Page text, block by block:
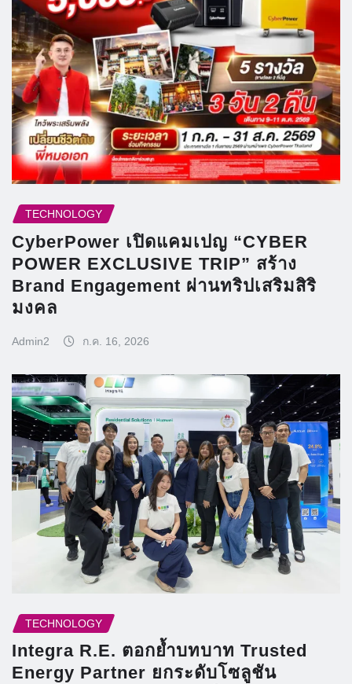
TECHNOLOGY
CyberPower เปิดแคมเปญ “CYBER
POWER EXCLUSIVE TRIP” สร้าง
Brand Engagement ผ่านทริปเสริมสิริ
มงคล
Admin2 ก.ค. 16, 2026
TECHNOLOGY
Integra R.E. ตอกย้ำบทบาท Trusted
Energy Partner ยกระดับโซลูชัน